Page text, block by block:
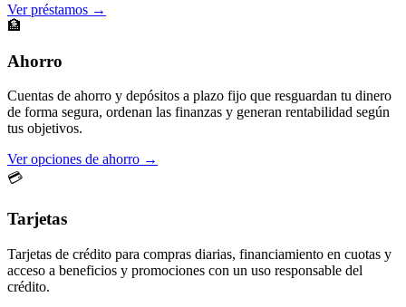
Ver préstamos →
🏦
Ahorro
Cuentas de ahorro y depósitos a plazo fijo que resguardan tu dinero
de forma segura, ordenan las finanzas y generan rentabilidad según
tus objetivos.
Ver opciones de ahorro →
💳
Tarjetas
Tarjetas de crédito para compras diarias, financiamiento en cuotas y
acceso a beneficios y promociones con un uso responsable del
crédito.